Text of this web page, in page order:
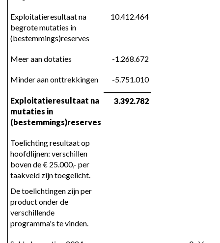
Exploitatieresultaat na
begrote mutaties in
(bestemmings)reserves
10.412.464
Meer aan dotaties -1.268.672
Minder aan onttrekkingen -5.751.010
Exploitatieresultaat na
mutaties in
(bestemmings)reserves
3.392.782
Toelichting resultaat op
hoofdlijnen: verschillen
boven de € 25.000,- per
taakveld zijn toegelicht.
De toelichtingen zijn per
product onder de
verschillende
programma's te vinden.